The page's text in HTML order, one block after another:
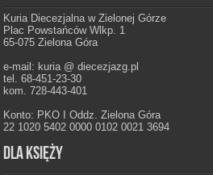
Kuria Diecezjalna w Zielonej Górze
Plac Powstańców Wlkp. 1
65-075 Zielona Góra
e-mail: kuria @ diecezjazg.pl
tel. 68-451-23-30
kom. 728-443-401
Konto: PKO I Oddz. Zielona Góra
22 1020 5402 0000 0102 0021 3694
Dla księży